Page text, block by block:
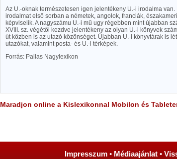
Az U.-oknak természetesen igen jelentékeny U.-i irodalma
irodalmat első sorban a németek, angolok, franciák,
képviselik. A nagyszámu U.-i mű ugy régebben mint újabban
XVIII. sz. végétől kezdve jelentékeny az olyan U.-i könyvek
út közben is az utazó közönséget. Újabban U.-i könyvtárak is
utazókat, valamint posta- és U.-i térképek.
Forrás: Pallas Nagylexikon
Maradjon online a Kislexikonnal Mobilon és
Impresszum • Médiaajánlat •